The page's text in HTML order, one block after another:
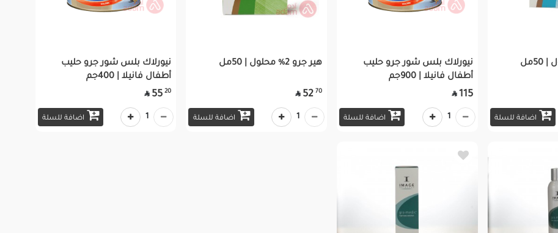
اضافة للسلة
نيورلاك بلس شور جرو حليب
أطفال فانيلا | 900جم
115

اضافة للسلة 1
هير جرو 2% محلول | 50مل
70
52

اضافة للسلة 1
نيورلاك بلس شور جرو حليب
أطفال فانيلا | 400جم
20
55

اضافة للسلة 1